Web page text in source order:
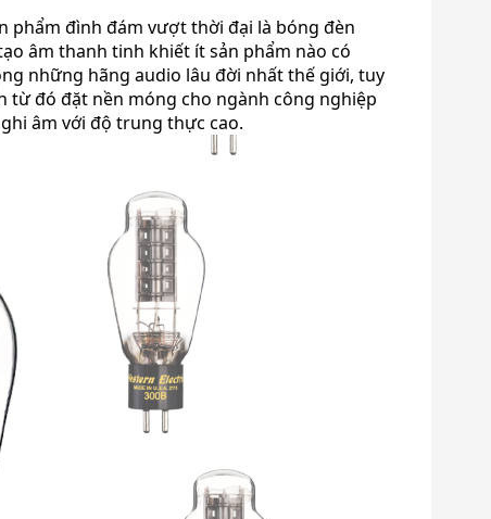
đình đám vượt thời đại là bóng đèn
âm thanh tinh khiết ít sản phẩm nào có
những hãng audio lâu đời nhất thế giới, tuy
từ đó đặt nền móng cho ngành công nghiệp
âm với độ trung thực cao.